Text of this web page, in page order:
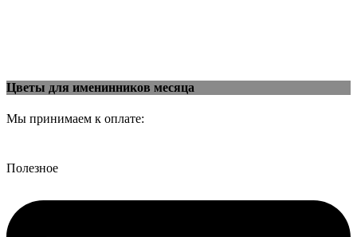
Цветы для именинников месяца
Мы принимаем к оплате:
Полезное